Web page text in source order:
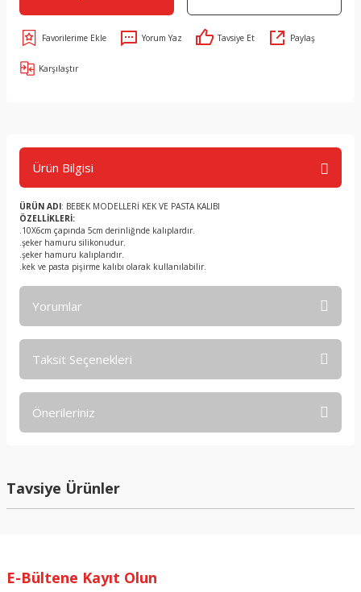
Yorum Yaz Tavsiye Et Paylaş
Karşılaştır
Ürün Bilgisi
ÜRÜN ADI: BEBEK MODELLERİ KEK VE PASTA KALIBI
ÖZELLİKLERİ:
.10X6cm çapında 5cm derinliğnde kalıplardır.
.şeker hamuru silikonudur.
.şeker hamuru kalıplarıdır.
.kek ve pasta pişirme kalıbı olarak kullanılabilir.
Yorumlar
Taksit Seçenekleri
Önerileriniz
kullanarak tarafımıza iletebilirsiniz.
Görüş ve önerileriniz için teşekkür ederiz.
Ürün bilgilerinde hatalar bulunuyor.
Tavsiye Ürünler
E-Bültene Kayıt Olun